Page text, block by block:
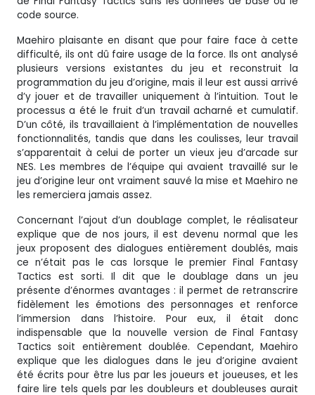
code source.
Maehiro plaisante en disant que pour faire face à cette
difficulté, ils ont dû faire usage de la force. Ils ont analysé
plusieurs versions existantes du jeu et reconstruit la
programmation du jeu d’origine, mais il leur est aussi arrivé
d’y jouer et de travailler uniquement à l’intuition. Tout le
processus a été le fruit d’un travail acharné et cumulatif.
D’un côté, ils travaillaient à l’implémentation de nouvelles
fonctionnalités, tandis que dans les coulisses, leur travail
s’apparentait à celui de porter un vieux jeu d’arcade sur
NES. Les membres de l’équipe qui avaient travaillé sur le
jeu d’origine leur ont vraiment sauvé la mise et Maehiro ne
les remerciera jamais assez.
Concernant l’ajout d’un doublage complet, le réalisateur
explique que de nos jours, il est devenu normal que les
jeux proposent des dialogues entièrement doublés, mais
ce n’était pas le cas lorsque le premier Final Fantasy
Tactics est sorti. Il dit que le doublage dans un jeu
présente d’énormes avantages : il permet de retranscrire
fidèlement les émotions des personnages et renforce
l’immersion dans l’histoire. Pour eux, il était donc
indispensable que la nouvelle version de Final Fantasy
Tactics soit entièrement doublée. Cependant, Maehiro
explique que les dialogues dans le jeu d’origine avaient
été écrits pour être lus par les joueurs et joueuses, et les
faire lire tels quels par les doubleurs et doubleuses aurait